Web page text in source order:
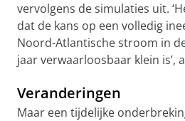
vervolgens de simulaties uit.
dat de kans op een volledig
Noord-Atlantische stroom in
jaar verwaarloosbaar klein is’,
Veranderingen
Maar een tijdelijke